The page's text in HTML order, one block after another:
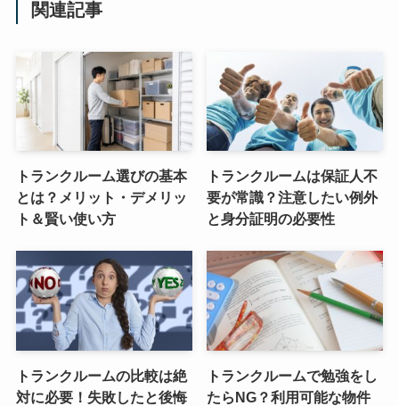
関連記事
トランクルーム選びの基本
とは？メリット・デメリッ
ト＆賢い使い方
トランクルームは保証人不
要が常識？注意したい例外
と身分証明の必要性
トランクルームの比較は絶
対に必要！失敗したと後悔
トランクルームで勉強をし
たらNG？利用可能な物件